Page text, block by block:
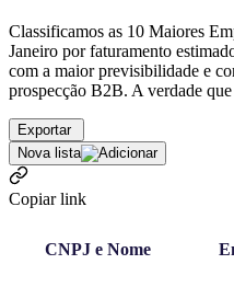
Classificamos as 10 Maiores
Janeiro por faturamento
com a maior previsibilidade e
prospecção B2B. A verdade
Exportar
Nova lista
Copiar link
CNPJ e Nome